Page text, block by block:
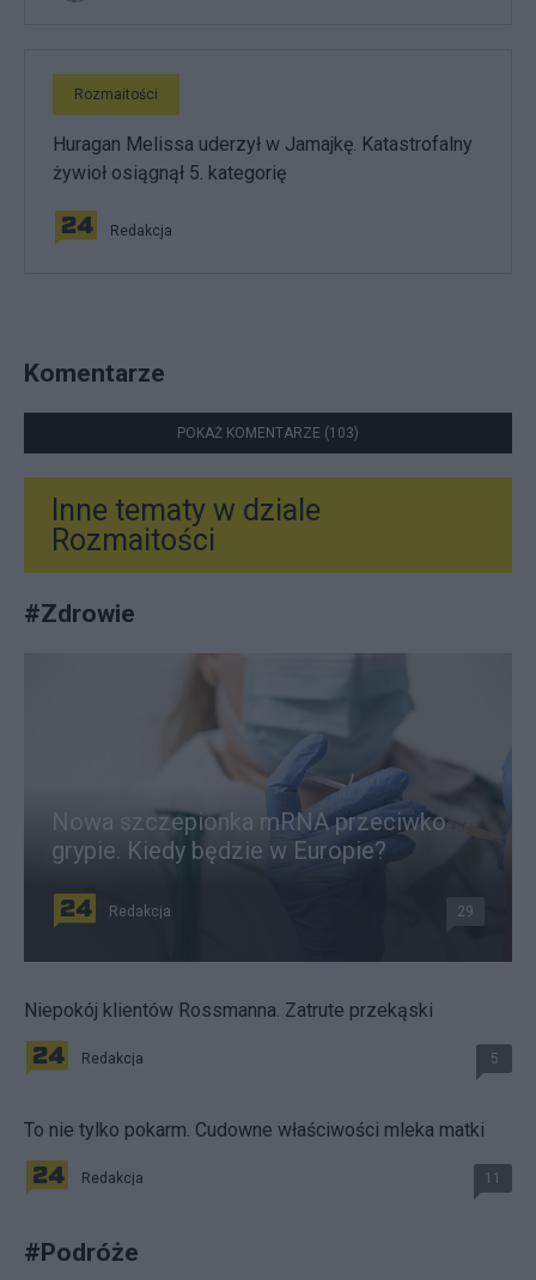
Rozmaitości
Huragan Melissa uderzył w Jamajkę. Katastrofalny
żywioł osiągnął 5. kategorię
Redakcja
Komentarze
POKAŻ KOMENTARZE (103)
Inne tematy w dziale
Rozmaitości
#Zdrowie
Nowa szczepionka mRNA przeciwko
grypie. Kiedy będzie w Europie?
Redakcja 29
Niepokój klientów Rossmanna. Zatrute przekąski
Redakcja 5
To nie tylko pokarm. Cudowne właściwości mleka matki
Redakcja 11
#Podróże